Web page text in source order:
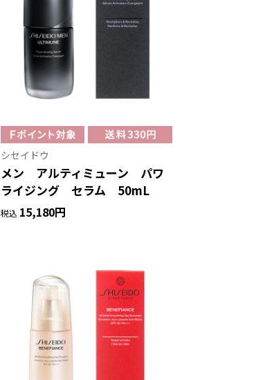
シセイドウ
メン アルティミューン パワ
ライジング セラム 50mL
税込 15,180円